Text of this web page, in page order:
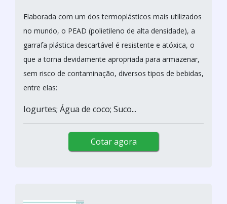
Elaborada com um dos termoplásticos mais utilizados
no mundo, o PEAD (polietileno de alta densidade), a
garrafa plástica descartável é resistente e atóxica, o
que a torna devidamente apropriada para armazenar,
sem risco de contaminação, diversos tipos de bebidas,
entre elas:
Iogurtes; Água de coco; Suco...
Cotar agora